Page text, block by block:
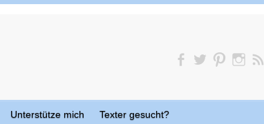
Unterstütze mich Texter gesucht?